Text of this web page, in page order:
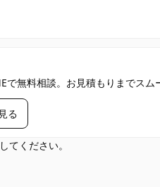
無料相談。お見積もりまでスム
る
てください。